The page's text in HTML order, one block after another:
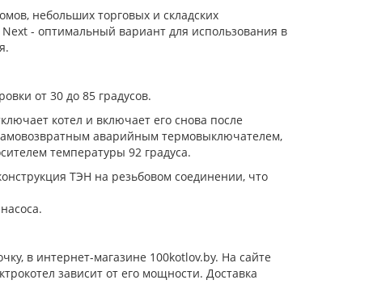
небольших торговых и складских
- оптимальный вариант для использования в
от 30 до 85 градусов.
котел и включает его снова после
аварийным термовыключателем,
температуры 92 градуса.
ТЭН на резьбовом соединении, что
в интернет-магазине 100kotlov.by. На сайте
зависит от его мощности. Доставка